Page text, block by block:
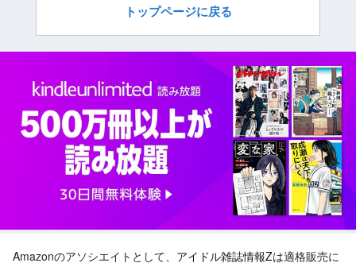
トップページに戻る
Amazonのアソシエイトとして、 アイドル雑誌情報Zは適格販売に